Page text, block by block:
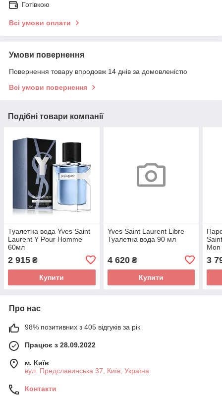
Готівкою
Всі умови оплати
Умови повернення
Повернення товару впродовж 14 днів за домовленістю
Всі умови повернення
Подібні товари компанії
Туалетна вода Yves Saint
Laurent Y Pour Homme
60мл
2 915 ₴
Купити
Yves Saint Laurent Libre
Туалетна вода 90 мл
4 620₴
Купити
3
Про нас
98% позитивних з 405 відгуків за рік
Працює з 28.09.2022
м. Київ
вул. Предславинська 37, Київ, Україна
Контакти